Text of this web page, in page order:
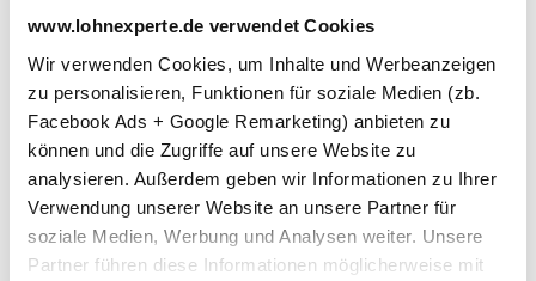
www.lohnexperte.de verwendet Cookies
Wir verwenden Cookies, um Inhalte und Werbeanzeigen
zu personalisieren, Funktionen für soziale Medien (zb.
Facebook Ads + Google Remarketing) anbieten zu
können und die Zugriffe auf unsere Website zu
analysieren. Außerdem geben wir Informationen zu Ihrer
Verwendung unserer Website an unsere Partner für
soziale Medien, Werbung und Analysen weiter. Unsere
Partner führen diese Informationen möglicherweise mit
sozialversicherungsfrei ist.
Die Sachbezüge müssen wie folgt in den Aufzeichnungen
dokumentiert werden:
die Sachbezüge müssen einzeln bezeichnet werden
das Entgelt muss erfasst werden
der entsprechende Abgabetag muss angegeben werden
Jedoch kann man bei seinem zuständigen Finanzamt eine
entsprechende Erleichterung für diese Aufzeichnungspflicht